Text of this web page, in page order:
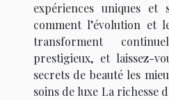
expériences uniques et
comment l’évolution et
transforment
prestigieux, et laissez-
secrets de beauté les
soins de luxe La richesse